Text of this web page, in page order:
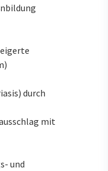
durch
mit
und